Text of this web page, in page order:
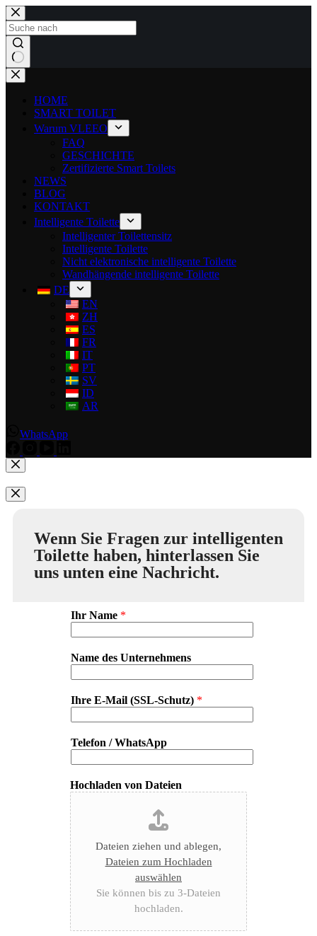
HOME
SMART TOILET
Warum VLEEO
FAQ
GESCHICHTE
Zertifizierte Smart Toilets
NEWS
BLOG
KONTAKT
Intelligente Toilette
Intelligenter Toilettensitz
Intelligente Toilette
Nicht elektronische intelligente Toilette
Wandhängende intelligente Toilette
DE
EN
ZH
ES
FR
IT
PT
SV
ID
AR
WhatsApp
Wenn Sie Fragen zur intelligenten
Toilette haben, hinterlassen Sie
uns unten eine Nachricht.
Ihr Name *
Name des Unternehmens
Ihre E-Mail (SSL-Schutz) *
Telefon / WhatsApp
Hochladen von Dateien
Dateien ziehen und ablegen,
Dateien zum Hochladen
auswählen
Sie können bis zu 3-Dateien
hochladen.